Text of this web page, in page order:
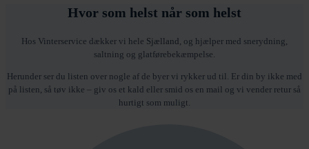
Hvor som helst når som helst
Hos Vinterservice dækker vi hele Sjælland, og hjælper med snerydning,
saltning og glatførebekæmpelse.
Herunder ser du listen over nogle af de byer vi rykker ud til. Er din by ikke med
på listen, så tøv ikke – giv os et kald eller smid os en mail og vi vender retur så
hurtigt som muligt.